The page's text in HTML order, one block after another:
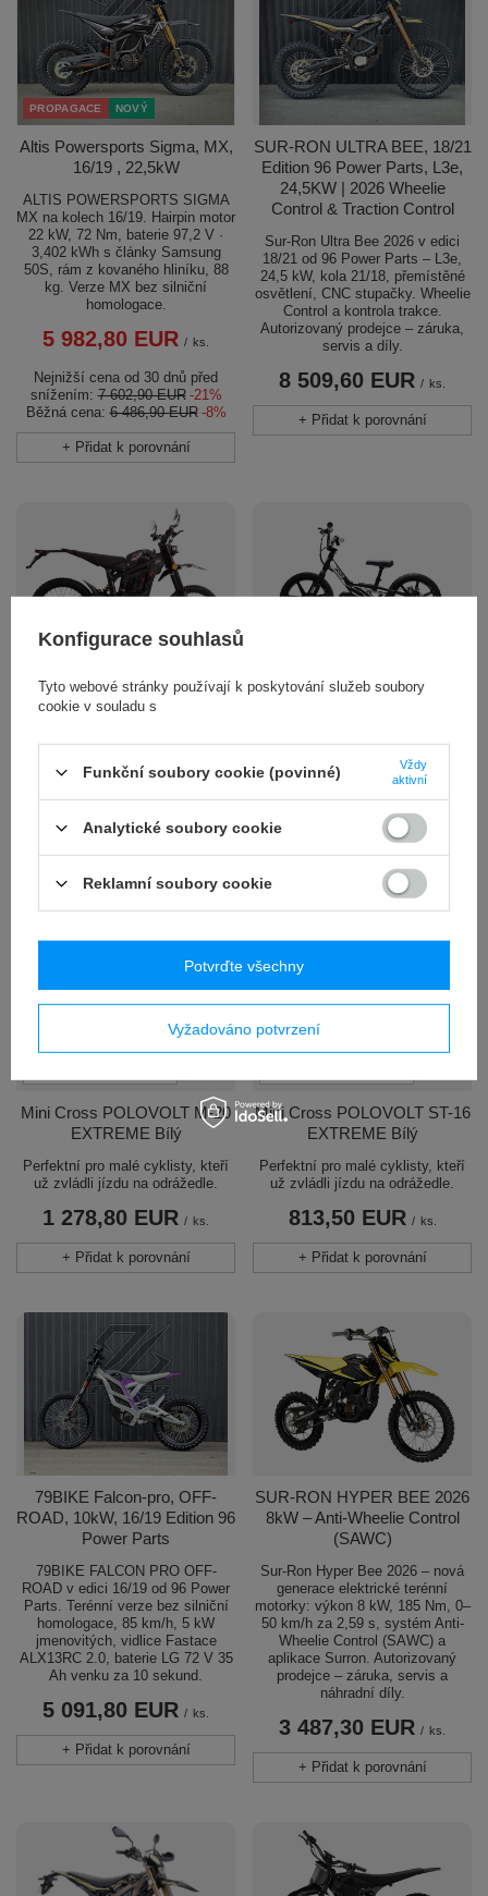
PROPAGACE NOVÝ
Altis Powersports Sigma, MX,
16/19 , 22,5kW
ALTIS POWERSPORTS SIGMA
MX na kolech 16/19. Hairpin motor
22 kW, 72 Nm, baterie 97,2 V ·
3,402 kWh s články Samsung
50S, rám z kovaného hliníku, 88
kg. Verze MX bez silniční
homologace.
5 982,80 EUR / ks.
Nejnižší cena od 30 dnů před
snížením:7 602,90 EUR -21%
Běžná cena:6 486,90 EUR -8%
+ Přidat k porovnání
SUR-RON ULTRA BEE, 18/21
Edition 96 Power Parts, L3e,
24,5KW | 2026 Wheelie
Control & Traction Control
Sur-Ron Ultra Bee 2026 v edici
18/21 od 96 Power Parts – L3e,
24,5 kW, kola 21/18, přemístěné
osvětlení, CNC stupačky. Wheelie
Control a kontrola trakce.
Autorizovaný prodejce – záruka,
servis a díly.
8 509,60 EUR / ks.
+ Přidat k porovnání
TALARIA STING PRO / MX5
L1e
sériová verze. Homologace L1e,
13,4 kW špička, 500 Nm na kole,
baterie 72 V 40 Ah s články
Samsung 50S, kola 19/19, displej
6 254,40 EUR / ks.
+ Přidat k porovnání
/
Mini Cross POLOVOLT M-20
EXTREME Bílý
Perfektní pro malé cyklisty, kteří
už zvládli jízdu na odrážedle.
1 278,80 EUR / ks.
+ Přidat k porovnání
Mini Cross POLOVOLT ST-16
EXTREME Bílý
Perfektní pro malé cyklisty, kteří
už zvládli jízdu na odrážedle.
813,50 EUR / ks.
+ Přidat k porovnání
79BIKE Falcon-pro, OFF-
ROAD, 10kW, 16/19 Edition 96
Power Parts
79BIKE FALCON PRO OFF-
ROAD v edici 16/19 od 96 Power
Parts. Terénní verze bez silniční
homologace, 85 km/h, 5 kW
jmenovitých, vidlice Fastace
ALX13RC 2.0, baterie LG 72 V 35
Ah venku za 10 sekund.
5 091,80 EUR / ks.
+ Přidat k porovnání
SUR-RON HYPER BEE 2026
8kW – Anti-Wheelie Control
(SAWC)
Sur-Ron Hyper Bee 2026 – nová
generace elektrické terénní
motorky: výkon 8 kW, 185 Nm, 0–
50 km/h za 2,59 s, systém Anti-
Wheelie Control (SAWC) a
aplikace Surron. Autorizovaný
prodejce – záruka, servis a
náhradní díly.
3 487,30 EUR / ks.
+ Přidat k porovnání
Konfigurace souhlasů
Tyto webové stránky používají k poskytování služeb soubory
cookie v souladu s
Funkční soubory cookie (povinné)
Vždy
aktivní
Analytické soubory cookie
Reklamní soubory cookie
Vyžadováno potvrzení
Potvrďte všechny